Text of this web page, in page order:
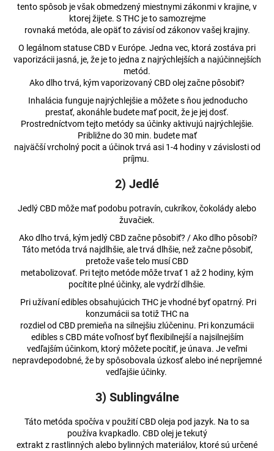
tento spôsob je však obmedzený miestnymi zákonmi v krajine, v
ktorej žijete. S THC je to samozrejme
rovnaká metóda, ale opäť to závisí od zákonov vašej krajiny.
O legálnom statuse CBD v Európe. Jedna vec, ktorá zostáva pri
vaporizácii jasná, je, že je to jedna z najrýchlejších a najúčinnejších
metód.
Ako dlho trvá, kým vaporizovaný CBD olej začne pôsobiť?
Inhalácia funguje najrýchlejšie a môžete s ňou jednoducho
prestať, akonáhle budete mať pocit, že je jej dosť.
Prostredníctvom tejto metódy sa účinky aktivujú najrýchlejšie.
Približne do 30 min. budete mať
najväčší vrcholný pocit a účinok trvá asi 1-4 hodiny v závislosti od
príjmu.
2) Jedlé
Jedlý CBD môže mať podobu potravín, cukríkov, čokolády alebo
žuvačiek.
Ako dlho trvá, kým jedlý CBD začne pôsobiť? / Ako dlho pôsobí?
Táto metóda trvá najdlhšie, ale trvá dlhšie, než začne pôsobiť,
pretože vaše telo musí CBD
metabolizovať. Pri tejto metóde môže trvať 1 až 2 hodiny, kým
pocítite plné účinky, ale vydrží dlhšie.
Pri užívaní edibles obsahujúcich THC je vhodné byť opatrný. Pri
konzumácii sa totiž THC na
rozdiel od CBD premieňa na silnejšiu zlúčeninu. Pri konzumácii
edibles s CBD máte voľnosť byť flexibilnejší a najsilnejším
vedľajším účinkom, ktorý môžete pocítiť, je únava. Je veľmi
nepravdepodobné, že by spôsobovala úzkosť alebo iné nepríjemné
vedľajšie účinky.
3) Sublingválne
Táto metóda spočíva v použití CBD oleja pod jazyk. Na to sa
používa kvapkadlo. CBD olej je tekutý
extrakt z rastlinných alebo bylinných materiálov, ktoré sú určené
Pôvodne: